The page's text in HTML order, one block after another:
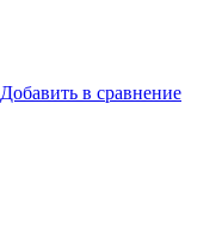
Добавить в сравнение